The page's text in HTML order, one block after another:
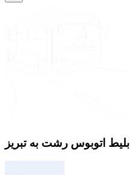
بلیط اتوبوس رشت به تبریز